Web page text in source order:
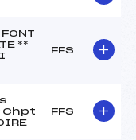
FONT
**
FFS
Chpt
FFS